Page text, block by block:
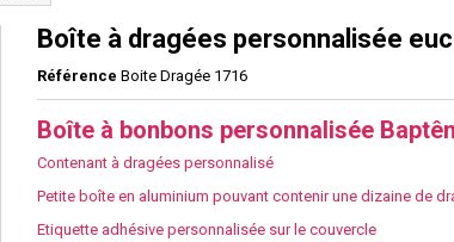
Boîte à dragées personnalisée
Référence Boite Dragée 1716
Boîte à bonbons personnalisée
Contenant à dragées personnalisé
Petite boîte en aluminium pouvant contenir une dizaine de
Etiquette adhésive personnalisée sur le couvercle